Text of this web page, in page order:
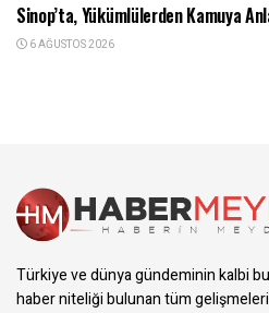
Sinop’ta, Yükümlülerden Kamuya
6 AĞUSTOS 2026
Türkiye ve dünya gündeminin kalbi
haber niteliği bulunan tüm gelişmeleri